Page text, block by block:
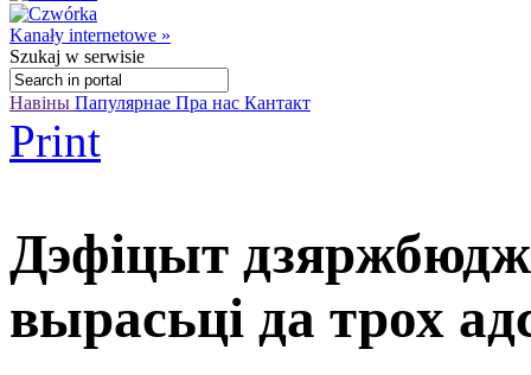
Kanały internetowe »
Szukaj w serwisie
Навіны Папулярнае Пра нас Кантакт
Print
Дэфіцыт
вырасьці да трох